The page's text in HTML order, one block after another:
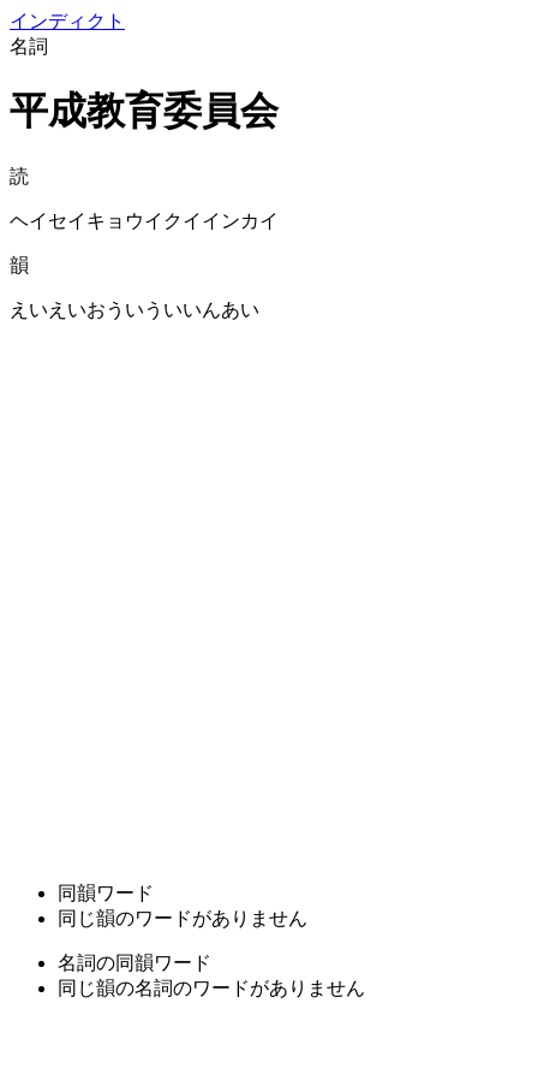
インディクト
名詞
平成教育委員会
読
ヘイセイキョウイクイインカイ
韻
えいえいおういういいんあい
同韻ワード
同じ韻のワードがありません
名詞の同韻ワード
同じ韻の名詞のワードがありません